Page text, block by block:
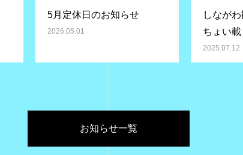
5月定休日のお知らせ
2026.05.01
しなが
ちょい載
2025.07.12
お知らせ一覧